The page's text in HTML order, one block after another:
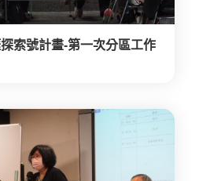
索號計畫-第一次分區工作